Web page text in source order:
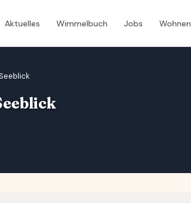
Aktuelles Wimmelbuch Jobs Wohnen